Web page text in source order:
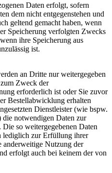
Daten erfolgt, sofern
dem nicht entgegenstehen und
geltend gemacht haben, wenn
Speicherung verfolgten Zwecks
ihre Speicherung aus
ist.
an Dritte nur weitergegeben
Zweck der
erforderlich ist oder Sie zuvor
Bestellabwicklung erhalten
Dienstleister (wie bspw.
notwendigen Daten zur
so weitergegebenen Daten
lediglich zur Erfüllung ihrer
anderweitige Nutzung der
erfolgt auch bei keinem der von